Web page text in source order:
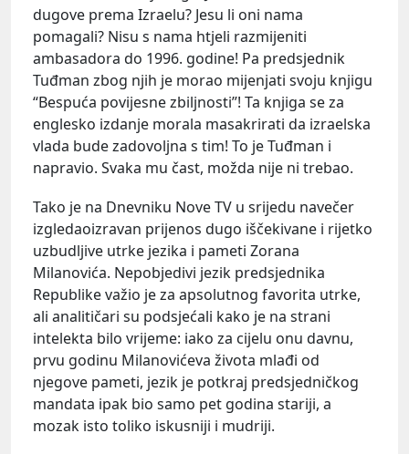
dugove prema Izraelu? Jesu li oni nama
pomagali? Nisu s nama htjeli razmijeniti
ambasadora do 1996. godine! Pa predsjednik
Tuđman zbog njih je morao mijenjati svoju knjigu
“Bespuća povijesne zbiljnosti”! Ta knjiga se za
englesko izdanje morala masakrirati da izraelska
vlada bude zadovoljna s tim! To je Tuđman i
napravio. Svaka mu čast, možda nije ni trebao.
Tako je na Dnevniku Nove TV u srijedu navečer
izgledaoizravan prijenos dugo iščekivane i rijetko
uzbudljive utrke jezika i pameti Zorana
Milanovića. Nepobjedivi jezik predsjednika
Republike važio je za apsolutnog favorita utrke,
ali analitičari su podsjećali kako je na strani
intelekta bilo vrijeme: iako za cijelu onu davnu,
prvu godinu Milanovićeva života mlađi od
njegove pameti, jezik je potkraj predsjedničkog
mandata ipak bio samo pet godina stariji, a
mozak isto toliko iskusniji i mudriji.